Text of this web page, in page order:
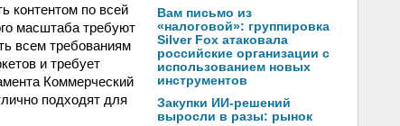
контентом по всей
масштаба требуют
всем требованиям
и требует
Коммерческий
подходят для
Вам письмо из
«налоговой»: группировка
Silver Fox атаковала
российские организации с
использованием новых
инструментов
Закупки ИИ-решений
выросли в разы: рынок